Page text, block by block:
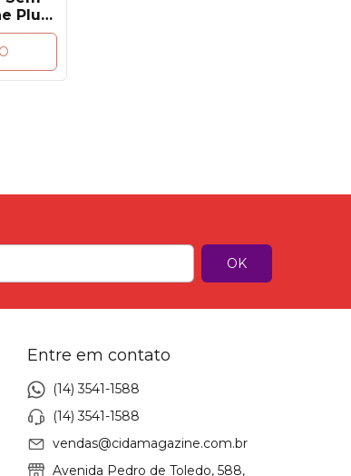
Plus
Entre em contato
(14) 3541-1588
(14) 3541-1588
vendas@cidamagazine.com.br
Avenida Pedro de Toledo, 588,